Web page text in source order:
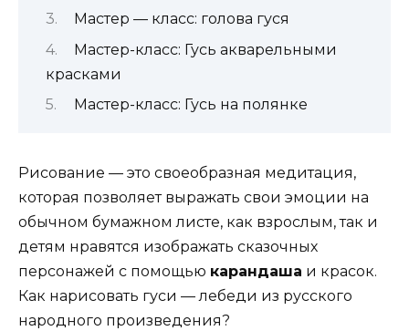
Мастер — класс: голова гуся
Мастер-класс: Гусь акварельными
красками
Мастер-класс: Гусь на полянке
Рисование — это своеобразная медитация,
которая позволяет выражать свои эмоции на
обычном бумажном листе, как взрослым, так и
детям нравятся изображать сказочных
персонажей с помощью карандаша и красок.
Как нарисовать гуси — лебеди из русского
народного произведения?